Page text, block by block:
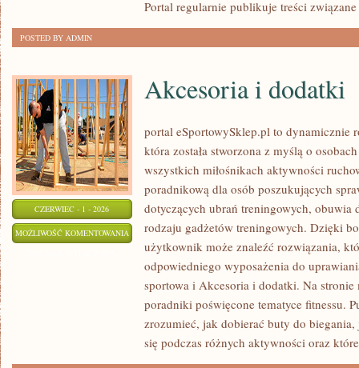
Portal regularnie publikuje treści
POSTED BY ADMIN
CZERWIEC - 1 - 2026
MOŻLIWOŚĆ KOMENTOWANIA AKCESORIA
DODATKI
Akcesoria i dodatki
portal eSportowySklep.pl to dynamicznie
która została stworzona z myślą o
wszystkich miłośnikach aktywności
poradnikową dla osób poszukujących
dotyczących ubrań treningowych, obuwia
rodzaju gadżetów treningowych. Dzięki
użytkownik może znaleźć rozwiązania,
odpowiedniego wyposażenia do
sportowa i Akcesoria i dodatki. Na stronie
poradniki poświęcone tematyce fitnessu.
zrozumieć, jak dobierać buty do
się podczas różnych aktywności oraz